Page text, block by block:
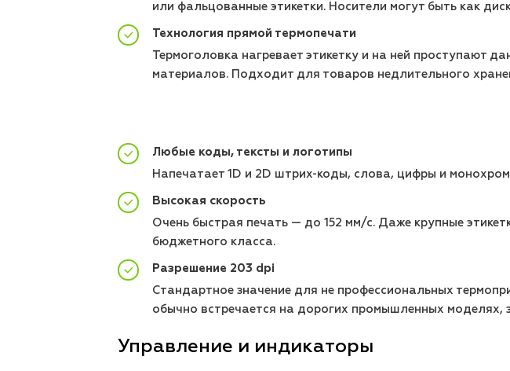
или фальцованные этикетки. Носители могут быть как
Технология прямой термопечати
Термоголовка нагревает этикетку и на ней проступают
материалов. Подходит для товаров недлительного
Любые коды, тексты и логотипы
Напечатает 1D и 2D штрих-коды, слова, цифры и
Высокая скорость
Очень быстрая печать — до 152 мм/с. Даже крупные
бюджетного класса.
Разрешение 203 dpi
Стандартное значение для не профессиональных
обычно встречается на дорогих промышленных моделях,
Управление и индикаторы